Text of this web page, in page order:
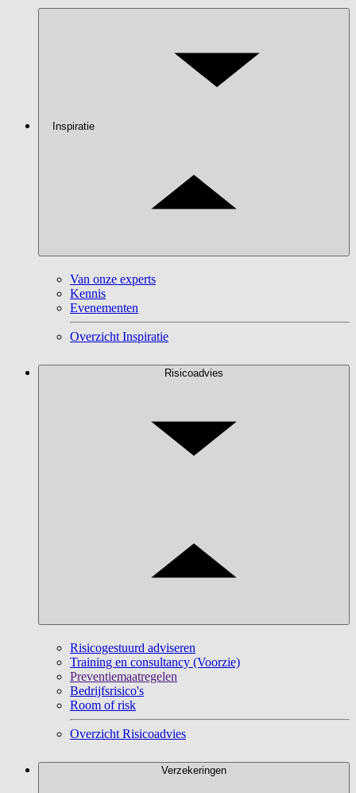
Inspiratie
Van onze experts
Kennis
Evenementen
Overzicht Inspiratie
Risicoadvies
Risicogestuurd adviseren
Training en consultancy (Voorzie)
Preventiemaatregelen
Bedrijfsrisico's
Room of risk
Overzicht Risicoadvies
Verzekeringen